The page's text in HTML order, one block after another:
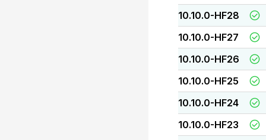
10.10.0-HF28
10.10.0-HF27
10.10.0-HF26
10.10.0-HF25
10.10.0-HF24
10.10.0-HF23